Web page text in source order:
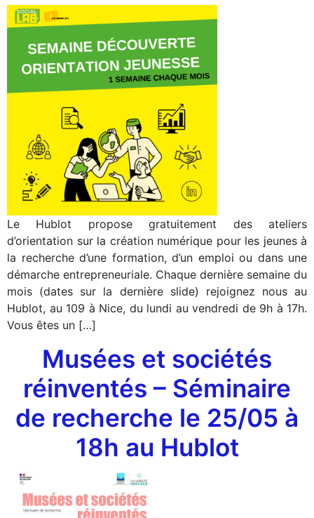
Le Hublot propose gratuitement des ateliers
d’orientation sur la création numérique pour les jeunes à
la recherche d’une formation, d’un emploi ou dans une
démarche entrepreneuriale. Chaque dernière semaine du
mois (dates sur la dernière slide) rejoignez nous au
Hublot, au 109 à Nice, du lundi au vendredi de 9h à 17h.
Vous êtes un […]
Musées et sociétés
réinventés – Séminaire
de recherche le 25/05 à
18h au Hublot